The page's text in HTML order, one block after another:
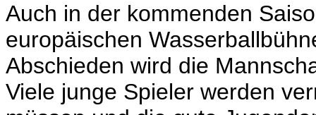
Auch in der kommenden
europäischen
Abschieden wird die
Viele junge Spieler werden